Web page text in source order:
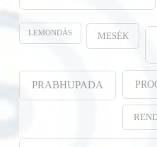
LEMONDÁS MESÉK
PRABHUPADA